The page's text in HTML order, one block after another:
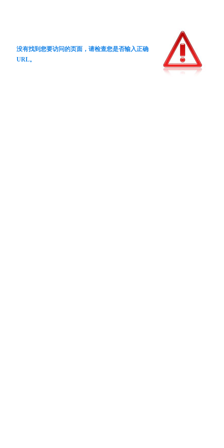
没有找到您要访问的页面，请检查您是否输入正确
URL。